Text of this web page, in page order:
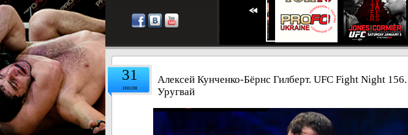
31
июля
Алексей Кунченко-Бёрнс Гилберт. UFC Fight Night 156.
Уругвай